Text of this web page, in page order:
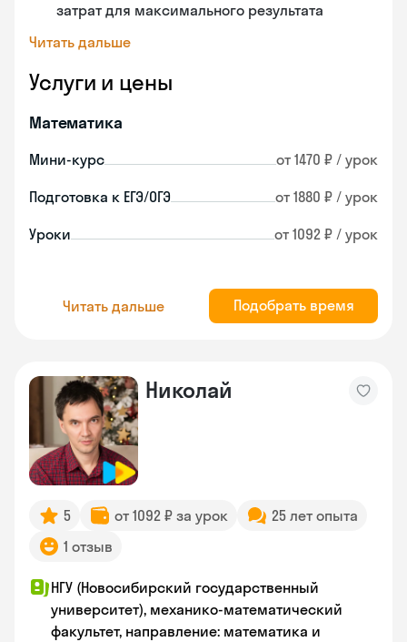
затрат для максимального результата
Читать дальше
Услуги и цены
Математика
Мини-курс от 1470 ₽ / урок
Подготовка к ЕГЭ/ОГЭ от 1880 ₽ / урок
Уроки от 1092 ₽ / урок
Читать дальше Подобрать время
Николай
5 от 1092 ₽ за урок
25 лет опыта
1 отзыв
НГУ (Новосибирский государственный
университет), механико-математический
факультет, направление: математика и